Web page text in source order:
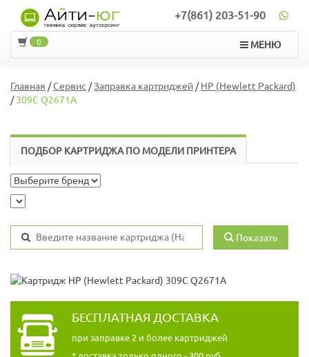
+7(861) 203-51-90
МЕНЮ
0
Главная /Сервис /Заправка картриджей/HP (Hewlett Packard)
/309C Q2671A
ПОДБОР КАРТРИДЖА ПО МОДЕЛИ ПРИНТЕРА
Показать
БЕСПЛАТНАЯ ДОСТАВКА
при заправке 2 и более картриджей